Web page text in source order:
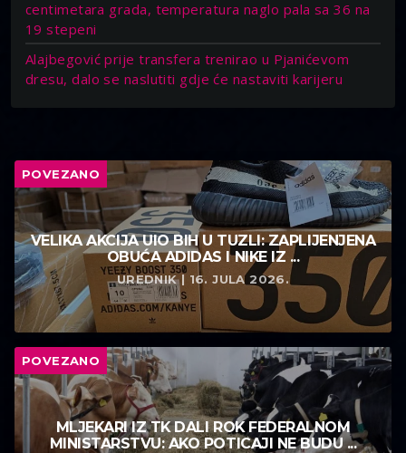
centimetara grada, temperatura naglo pala sa 36 na
19 stepeni
Alajbegović prije transfera trenirao u Pjanićevom
dresu, dalo se naslutiti gdje će nastaviti karijeru
POVEZANO
VELIKA AKCIJA UIO BIH U TUZLI: ZAPLIJENJENA
OBUĆA ADIDAS I NIKE IZ ...
UREDNIK | 16. JULA 2026.
POVEZANO
MLJEKARI IZ TK DALI ROK FEDERALNOM
MINISTARSTVU: AKO POTICAJI NE BUDU ...